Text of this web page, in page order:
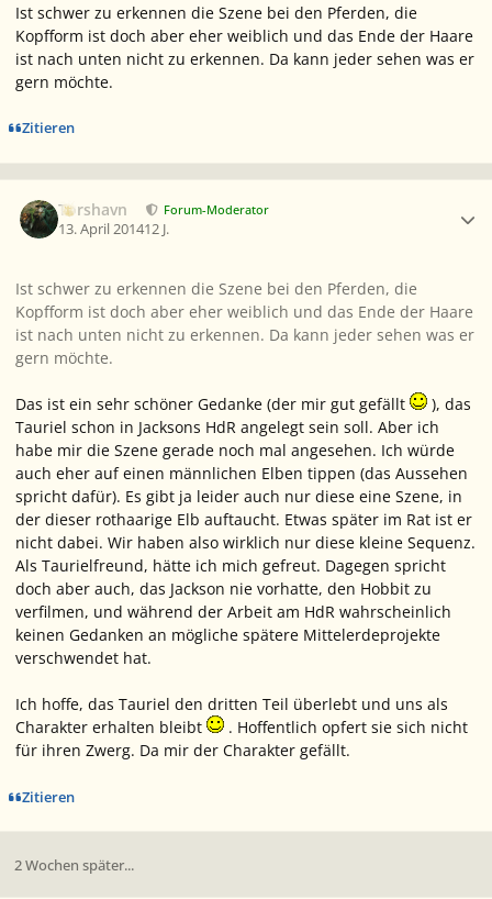
Ist schwer zu erkennen die Szene bei den Pferden, die
Kopfform ist doch aber eher weiblich und das Ende der Haare
ist nach unten nicht zu erkennen. Da kann jeder sehen was er
gern möchte.
Zitieren
Torshavn Forum-Moderator
13. April 201412 J.
Ist schwer zu erkennen die Szene bei den Pferden, die
Kopfform ist doch aber eher weiblich und das Ende der Haare
ist nach unten nicht zu erkennen. Da kann jeder sehen was er
gern möchte.
Das ist ein sehr schöner Gedanke (der mir gut gefällt
), das
Tauriel schon in Jacksons HdR angelegt sein soll. Aber ich
habe mir die Szene gerade noch mal angesehen. Ich würde
auch eher auf einen männlichen Elben tippen (das Aussehen
spricht dafür). Es gibt ja leider auch nur diese eine Szene, in
der dieser rothaarige Elb auftaucht. Etwas später im Rat ist er
nicht dabei. Wir haben also wirklich nur diese kleine Sequenz.
Als Taurielfreund, hätte ich mich gefreut. Dagegen spricht
doch aber auch, das Jackson nie vorhatte, den Hobbit zu
verfilmen, und während der Arbeit am HdR wahrscheinlich
keinen Gedanken an mögliche spätere Mittelerdeprojekte
verschwendet hat.
Ich hoffe, das Tauriel den dritten Teil überlebt und uns als
Charakter erhalten bleibt
. Hoffentlich opfert sie sich nicht
für ihren Zwerg. Da mir der Charakter gefällt.
Zitieren
2 Wochen später...